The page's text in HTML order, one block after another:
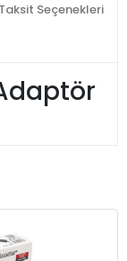
Taksit Seçenekleri